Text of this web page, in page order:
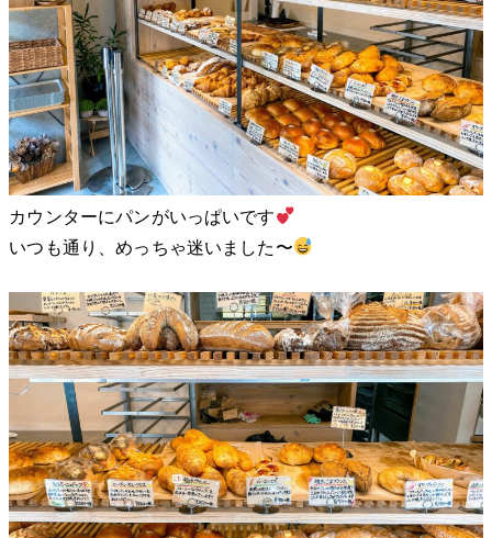
カウンターにパンがいっぱいです
いつも通り、めっちゃ迷いました〜